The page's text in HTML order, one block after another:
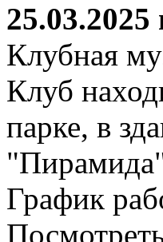
Клубная
Клуб
парке, в
График